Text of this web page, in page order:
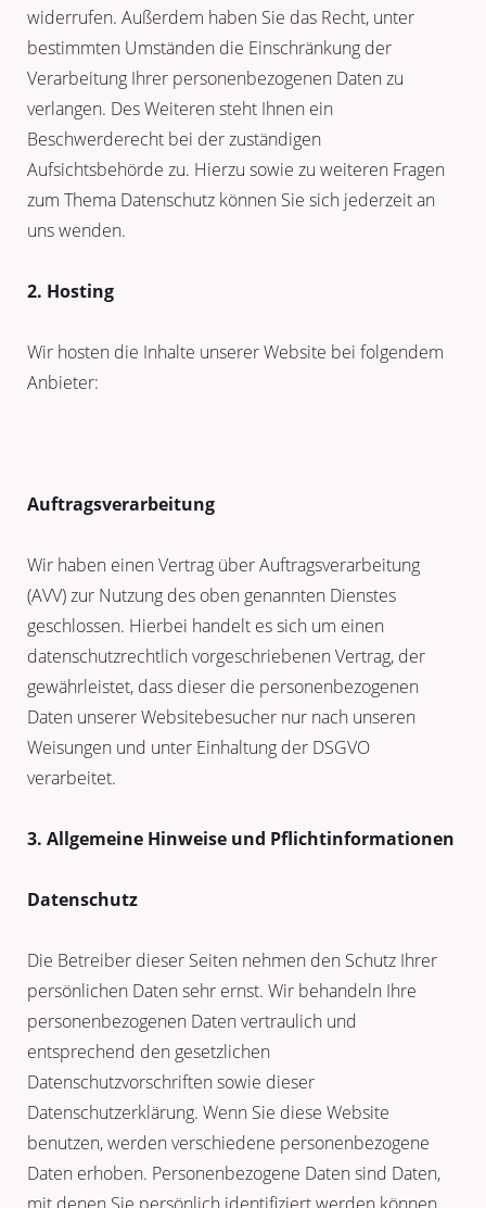
widerrufen. Außerdem haben Sie das Recht, unter
bestimmten Umständen die Einschränkung der
Verarbeitung Ihrer personenbezogenen Daten zu
verlangen. Des Weiteren steht Ihnen ein
Beschwerderecht bei der zuständigen
Aufsichtsbehörde zu. Hierzu sowie zu weiteren Fragen
zum Thema Datenschutz können Sie sich jederzeit an
uns wenden.
2. Hosting
Wir hosten die Inhalte unserer Website bei folgendem
Anbieter:
Auftragsverarbeitung
Wir haben einen Vertrag über Auftragsverarbeitung
(AVV) zur Nutzung des oben genannten Dienstes
geschlossen. Hierbei handelt es sich um einen
datenschutzrechtlich vorgeschriebenen Vertrag, der
gewährleistet, dass dieser die personenbezogenen
Daten unserer Websitebesucher nur nach unseren
Weisungen und unter Einhaltung der DSGVO
verarbeitet.
3. Allgemeine Hinweise und Pflichtinformationen
Datenschutz
Die Betreiber dieser Seiten nehmen den Schutz Ihrer
persönlichen Daten sehr ernst. Wir behandeln Ihre
personenbezogenen Daten vertraulich und
entsprechend den gesetzlichen
Datenschutzvorschriften sowie dieser
Datenschutzerklärung. Wenn Sie diese Website
benutzen, werden verschiedene personenbezogene
Daten erhoben. Personenbezogene Daten sind Daten,